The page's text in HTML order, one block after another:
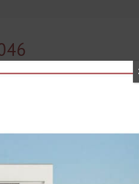
sprzedaż lub wynajem